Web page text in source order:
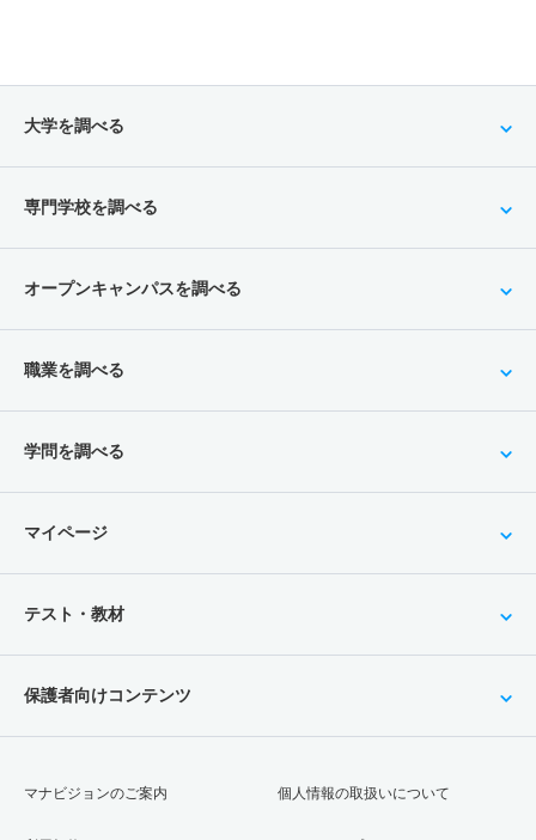
大学を調べる
専門学校を調べる
オープンキャンパスを調べる
職業を調べる
学問を調べる
マイページ
テスト・教材
保護者向けコンテンツ
マナビジョンのご案内 個人情報の取扱いについて